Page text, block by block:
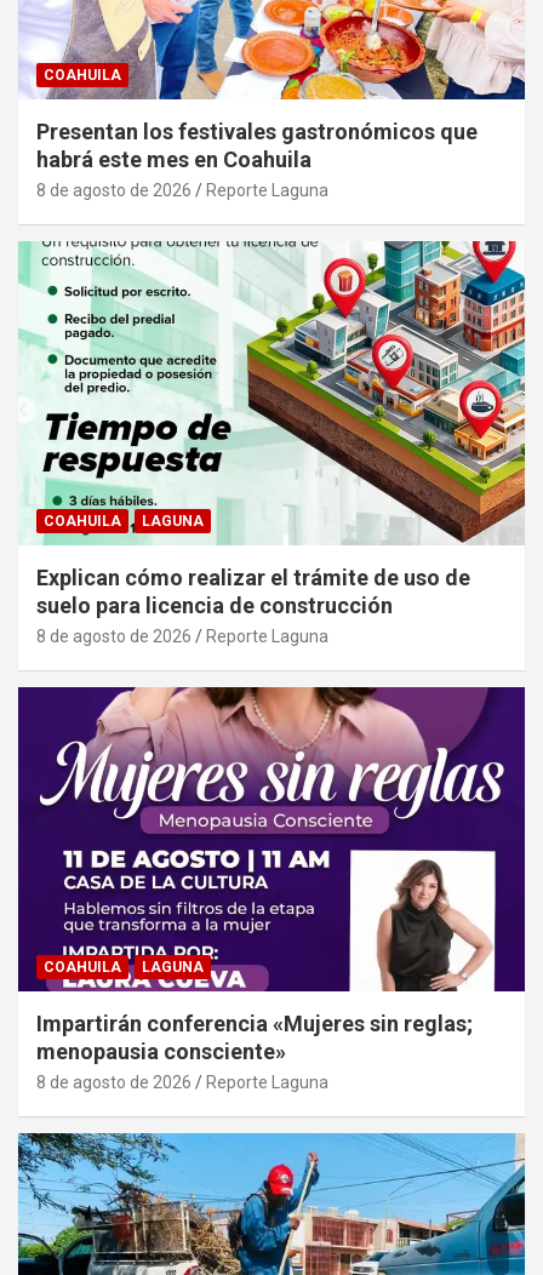
COAHUILA
Presentan los festivales gastronómicos que
habrá este mes en Coahuila
8 de agosto de 2026 Reporte Laguna
COAHUILA LAGUNA
Explican cómo realizar el trámite de uso de
suelo para licencia de construcción
8 de agosto de 2026 Reporte Laguna
COAHUILA LAGUNA
Impartirán conferencia «Mujeres sin reglas;
menopausia consciente»
8 de agosto de 2026 Reporte Laguna